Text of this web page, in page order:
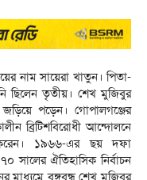
নাম সায়েরা খাতুন। পিতা-
ছিলেন তৃতীয়। শেখ মুজিবুর
পড়েন। গোপালগঞ্জের
ব্রিটিশবিরোধী আন্দোলনে
করেন। ১৯৬৬-এর ছয় দফা
ঐতিহাসিক নির্বাচন
মাধ্যমে বঙ্গবন্ধু শেখ মুজিবুর